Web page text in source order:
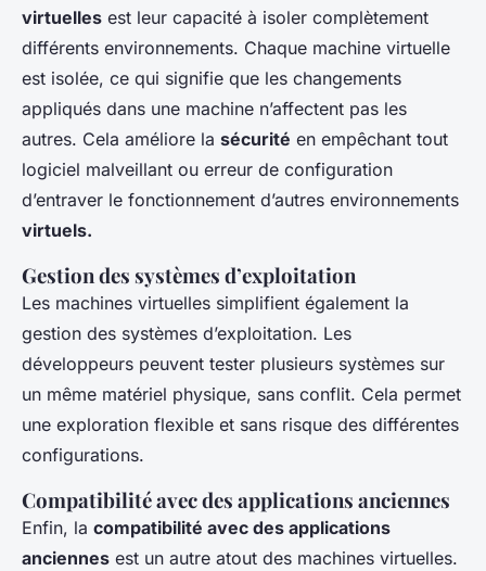
virtuelles est leur capacité à isoler complètement
différents environnements. Chaque machine virtuelle
est isolée, ce qui signifie que les changements
appliqués dans une machine n’affectent pas les
autres. Cela améliore la sécurité en empêchant tout
logiciel malveillant ou erreur de configuration
d’entraver le fonctionnement d’autres environnements
virtuels.
Gestion des systèmes d’exploitation
Les machines virtuelles simplifient également la
gestion des systèmes d’exploitation. Les
développeurs peuvent tester plusieurs systèmes sur
un même matériel physique, sans conflit. Cela permet
une exploration flexible et sans risque des différentes
configurations.
Compatibilité avec des applications anciennes
Enfin, la compatibilité avec des applications
anciennes est un autre atout des machines virtuelles.